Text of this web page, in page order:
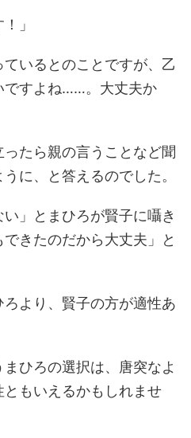
」
いるとのことですが、乙
ですよね……。大丈夫か
たら親の言うことなど聞
に、と答えるのでした。
い」とまひろが賢子に囁き
きたのだから大丈夫」と
より、賢子の方が適性あ
ひろの選択は、唐突なよ
もいえるかもしれませ